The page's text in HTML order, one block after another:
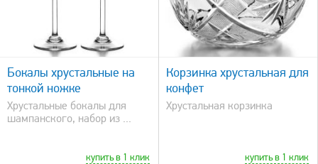
Бокалы хрустальные на
тонкой ножке
Xрустальные бокалы для
шампанского, набор из ...
купить в 1 клик
быстрый просмотр
Корзинка хрустальная для
конфет
Хрустальная корзинка
купить в 1 клик